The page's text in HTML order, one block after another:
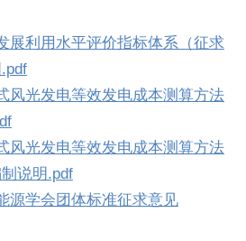
展利用水平评价指标体系（征求
风光发电等效发电成本测算方法
风光发电等效发电成本测算方法
制说明.pdf
源学会团体标准征求意见